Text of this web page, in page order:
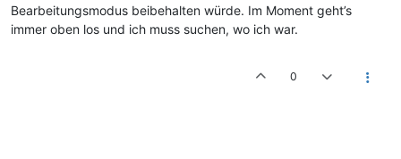
Bearbeitungsmodus beibehalten würde. Im Moment geht’s
immer oben los und ich muss suchen, wo ich war.
0